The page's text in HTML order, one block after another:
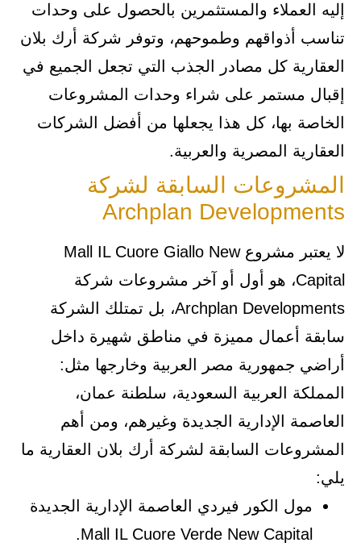
إليه العملاء والمستثمرين بالحصول على وحدات
تناسب أذواقهم وطموحهم، وتوفر شركة أرك بلان
العقارية كل مصادر الجذب التي تجعل الجميع في
إقبال مستمر على شراء وحدات المشروعات
الخاصة بها، كل هذا يجعلها من أفضل الشركات
العقارية المصرية والعربية.
المشروعات السابقة لشركة
Archplan Developments
لا يعتبر مشروع Mall IL Cuore Giallo New
Capital، هو أول أو آخر مشروعات شركة
Archplan Developments، بل تمتلك الشركة
سابقة أعمال مميزة في مناطق شهيرة داخل
أراضي جمهورية مصر العربية وخارجها مثل:
المملكة العربية السعودية، سلطنة عمان،
العاصمة الإدارية الجديدة وغيرهم، ومن أهم
المشروعات السابقة لشركة أرك بلان العقارية ما
يلي:
مول الكور فيردي العاصمة الإدارية الجديدة
Mall IL Cuore Verde New Capital.